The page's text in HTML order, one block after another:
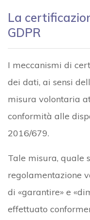
La
GDPR
I meccanismi di
dei dati, ai sensi
misura volontaria
conformità alle
2016/679.
Tale misura, quale
regolamentazione
di «garantire» e
effettuato